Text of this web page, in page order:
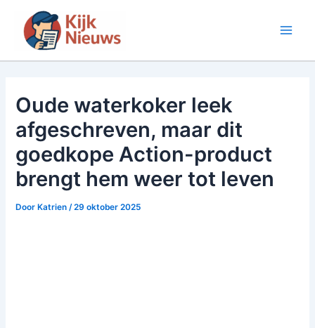
inhoud
Oude waterkoker leek
afgeschreven, maar dit
goedkope Action-product
brengt hem weer tot leven
Door Katrien/29 oktober 2025